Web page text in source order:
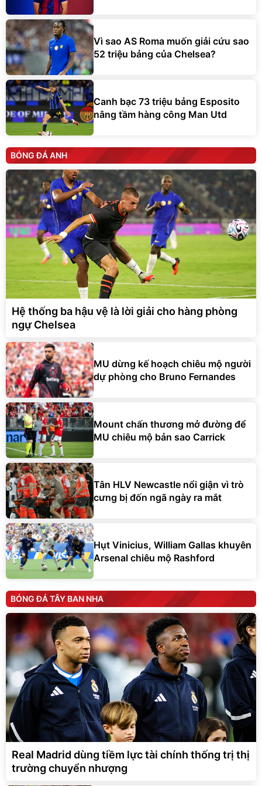
Vì sao AS Roma muốn giải cứu sao
52 triệu bảng của Chelsea?
Canh bạc 73 triệu bảng Esposito
nâng tầm hàng công Man Utd
BÓNG ĐÁ ANH
Hệ thống ba hậu vệ là lời giải cho hàng phòng
ngự Chelsea
MU dừng kế hoạch chiêu mộ người
dự phòng cho Bruno Fernandes
Mount chấn thương mở đường để
MU chiêu mộ bản sao Carrick
Tân HLV Newcastle nổi giận vì trò
cưng bị đốn ngã ngày ra mắt
Hụt Vinicius, William Gallas khuyên
Arsenal chiêu mộ Rashford
BÓNG ĐÁ TÂY BAN NHA
Real Madrid dùng tiềm lực tài chính thống trị thị
trường chuyển nhượng